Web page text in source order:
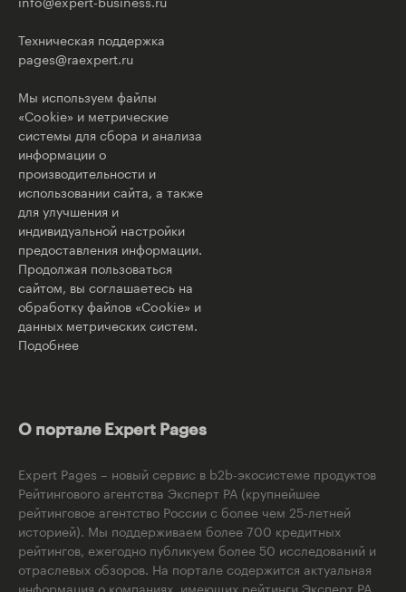
Техническая поддержка
pages@raexpert.ru
Мы используем файлы
«Cookie» и метрические
системы для сбора и анализа
информации о
производительности и
использовании сайта, а также
для улучшения и
индивидуальной настройки
предоставления информации.
Продолжая пользоваться
сайтом, вы соглашаетесь на
обработку файлов «Cookie» и
данных метрических систем.
Подобнее
О портале Expert Pages
Expert Pages – новый сервис в b2b-экосистеме продуктов
Рейтингового агентства Эксперт РА (крупнейшее
рейтинговое агентство России с более чем 25-летней
историей). Мы поддерживаем более 700 кредитных
рейтингов, ежегодно публикуем более 50 исследований и
отраслевых обзоров. На портале содержится актуальная
информация о компаниях, имеющих рейтинги Эксперт РА,